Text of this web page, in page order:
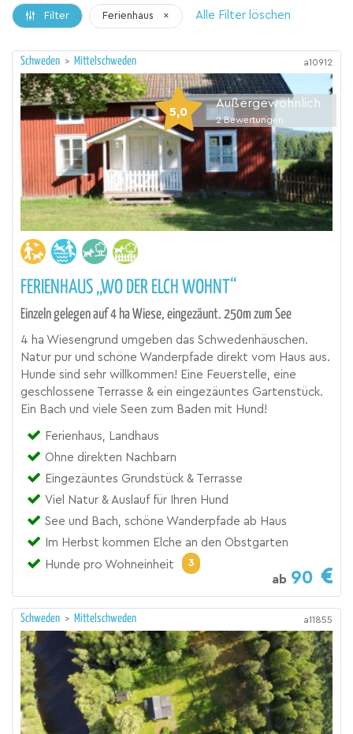
Filter Ferienhaus × Alle Filter löschen
Schweden > Mittelschweden a10912
5,0
Außergewöhnlich
2 Bewertungen
FERIENHAUS „WO DER ELCH WOHNT“
Einzeln gelegen auf 4 ha Wiese, eingezäunt. 250m zum See
4 ha Wiesengrund umgeben das Schwedenhäuschen.
Natur pur und schöne Wanderpfade direkt vom Haus aus.
Hunde sind sehr willkommen! Eine Feuerstelle, eine
geschlossene Terrasse & ein eingezäuntes Gartenstück.
Ein Bach und viele Seen zum Baden mit Hund!
Ferienhaus, Landhaus
Ohne direkten Nachbarn
Eingezäuntes Grundstück & Terrasse
Viel Natur & Auslauf für Ihren Hund
See und Bach, schöne Wanderpfade ab Haus
Im Herbst kommen Elche an den Obstgarten
Hunde pro Wohneinheit
3
ab 90
Schweden > Mittelschweden a11855